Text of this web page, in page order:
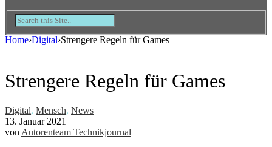
Home›Digital›Strengere Regeln für Games
Strengere Regeln für Games
Digital, Mensch, News
13. Januar 2021
von Autorenteam Technikjournal